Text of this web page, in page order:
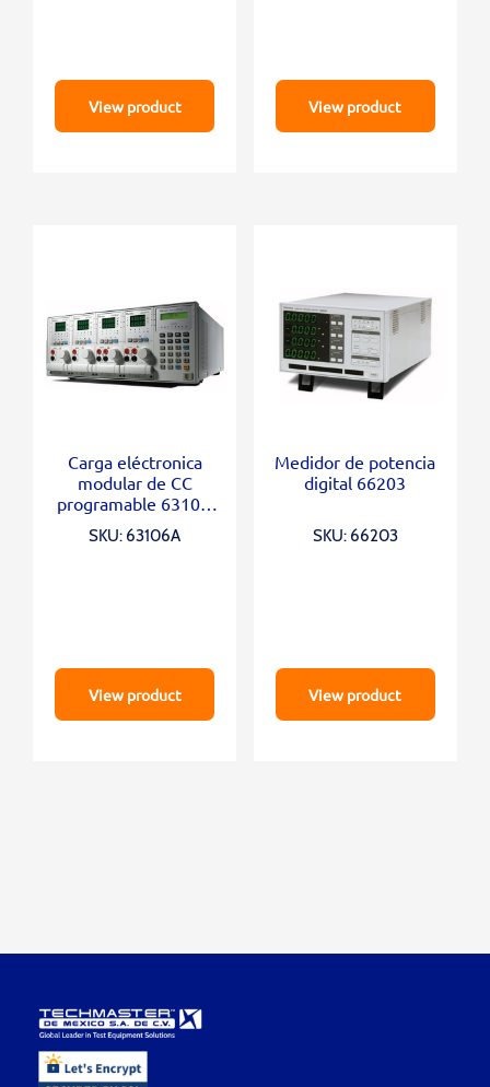
View product View product
Carga eléctronica
modular de CC
programable 6310A
Series
SKU: 63106A
View product
Medidor de potencia
digital 66203
SKU: 66203
View product